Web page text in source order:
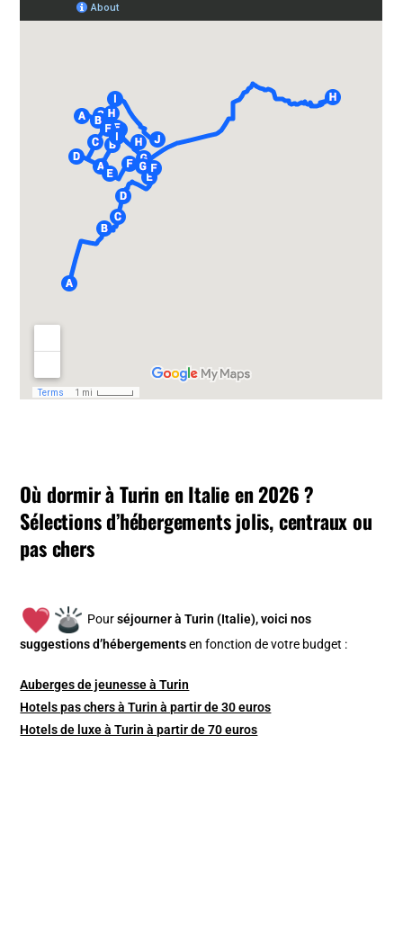
Où dormir à Turin en Italie en 2026 ?
Sélections d’hébergements jolis, centraux ou
pas chers
Pourséjourner à Turin (Italie), voici nos
suggestions d’hébergements en fonction de votre budget :
Auberges de jeunesse à Turin
Hotels pas chers à Turin à partir de 30 euros
Hotels de luxe à Turin à partir de 70 euros